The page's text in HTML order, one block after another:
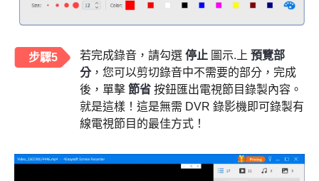
步驟5 若完成錄音，請勾選 停止 圖示.上 預覽部
分，您可以剪切錄音中不需要的部分，完成
後，單擊 節省 按鈕匯出電視節目錄製內容。
就是這樣！這是無需 DVR 錄影機即可錄製有
線電視節目的最佳方式！